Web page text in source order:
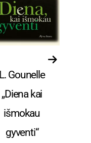
L. Gounelle
„Diena kai
išmokau
gyventi“